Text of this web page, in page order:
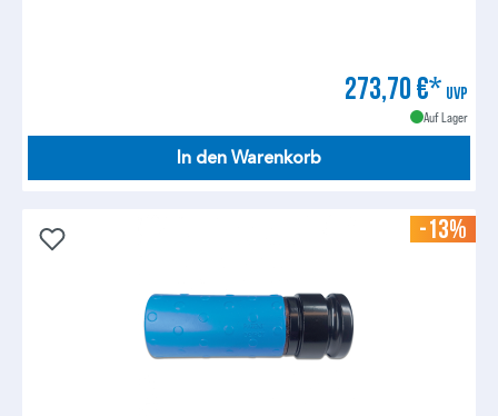
273,70 €* UVP
Auf Lager
In den Warenkorb
-13%